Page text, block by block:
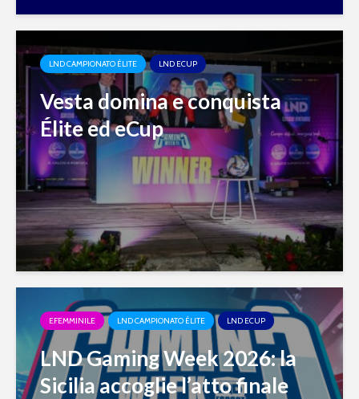
LND CAMPIONATO ÉLITE LND ECUP
Vesta domina e conquista
Élite ed eCup
EFEMMINILE LND CAMPIONATO ÉLITE LND ECUP
LND Gaming Week 2026: la
Sicilia accoglie l’atto finale